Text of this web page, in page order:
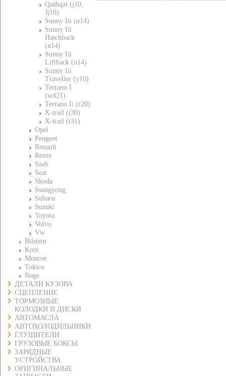
Qashqai (j10,
Jj10)
Sunny Iii (n14)
Sunny Iii
Hatchback
(n14)
Sunny Iii
Liftback (n14)
Sunny Iii
Traveller (y10)
Terrano I
(wd21)
Terrano Ii (r20)
X-trail (t30)
X-trail (t31)
Opel
Peugeot
Renault
Rover
Saab
Seat
Skoda
Ssangyong
Subaru
Suzuki
Toyota
Volvo
Vw
Bilstein
Koni
Monroe
Tokico
Boge
ДЕТАЛИ КУЗОВА
СЦЕПЛЕНИЕ
ТОРМОЗНЫЕ
КОЛОДКИ И ДИСКИ
АВТОМАСЛА
АВТОХОЛОДИЛЬНИКИ
ГЛУШИТЕЛИ
ГРУЗОВЫЕ БОКСЫ
ЗАРЯДНЫЕ
УСТРОЙСТВА
ОРИГИНАЛЬНЫЕ